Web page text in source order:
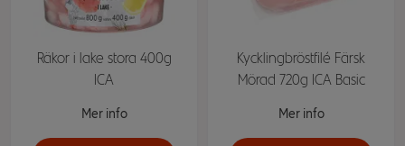
Räkor i lake stora 400g
ICA
Mer info
Kycklingbröstfilé Färsk
Mörad 720g ICA Basic
Mer info